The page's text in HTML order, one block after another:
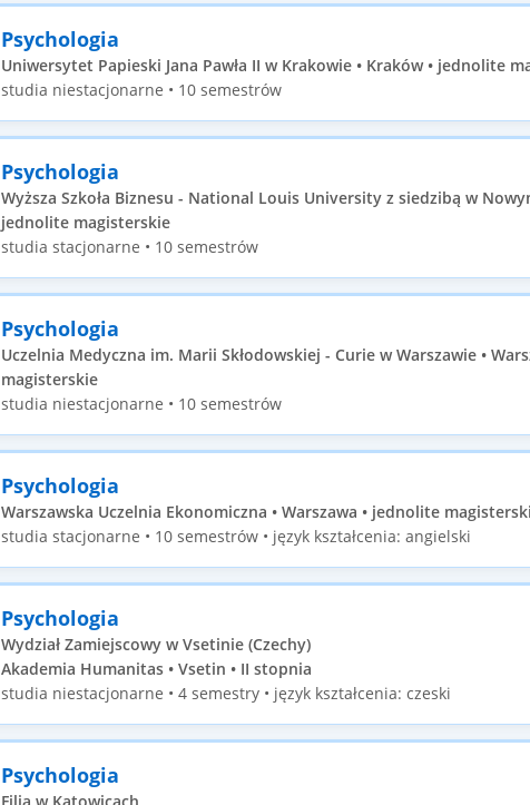
Psychologia
Uniwersytet Papieski Jana Pawła II w Krakowie • Kraków • jednolite
studia niestacjonarne • 10 semestrów
Psychologia
Wyższa Szkoła Biznesu - National Louis University z siedzibą w
jednolite magisterskie
studia stacjonarne • 10 semestrów
Psychologia
Uczelnia Medyczna im. Marii Skłodowskiej - Curie w Warszawie •
magisterskie
studia niestacjonarne • 10 semestrów
Psychologia
Warszawska Uczelnia Ekonomiczna • Warszawa • jednolite
studia stacjonarne • 10 semestrów • język kształcenia: angielski
Psychologia
Wydział Zamiejscowy w Vsetinie (Czechy)
Akademia Humanitas • Vsetin • II stopnia
studia niestacjonarne • 4 semestry • język kształcenia: czeski
Psychologia